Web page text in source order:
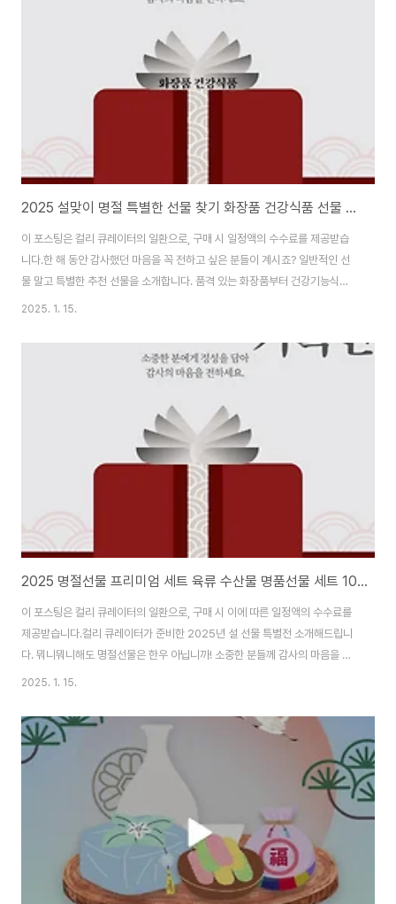
| 최상급 올리브오일 구매하기2024 설날 선물세트 모음 식용유, 참기름, 통조
림 외 더 많은 선물 보러가기?..
2025 설맞이 명절 특별한 선물 찾기 화장품 건강식품 선물 세트
이 포스팅은 컬리 큐레이터의 일환으로, 구매 시 일정액의 수수료를 제공받습
니다.한 해 동안 감사했던 마음을 꼭 전하고 싶은 분들이 계시죠? 일반적인 선
물 말고 특별한 추천 선물을 소개합니다. 품격 있는 화장품부터 건강기능식품
까지, 소중한 분들을 위한 프리미엄 선물입니다.이 외에도 다양한 선물들을 카
사한 마음을 꼭 전하세요!설화수 자음생크림 20만원대 | 어머님을 위한 프리미
엄 선물 구매하기에스티로더 갈색병 10만원대 | 센스있는 여성 선물 구매하기
트 5만원대 | 실용적인 프리미엄 선물 구매하기설화수 본윤 맨 남성 기초2종
품격 있는 남성 선물세트 구매하기2024..
2025. 1. 15.
2025 명절선물 프리미엄 세트 육류 수산물 명품선물 세트 10만원 20만원 대
이 포스팅은 컬리 큐레이터의 일환으로, 구매 시 이에 따른 일정액의 수수료를
제공받습니다.컬리 큐레이터가 준비한 2025년 설 선물 특별전 소개해드립니
다. 뭐니뭐니해도 명절선물은 한우 아닙니까! 소중한 분들께 감사의 마음을 전
하는 프리미엄 선물 모음입니다.최상급 한우부터 전통 수산물까지, 품격 있는
할인) 구매하기법성포참맛 프리미엄 굴비세트 60만원대 구매하기한우 프리미
엄 세트 (냉장) 20만원대 구매하기일상味소 LA갈비 1.8kg (냉동) 프리미엄
선물세트 구매하기더 많은 선물세트 보러가기 →제주 옥돔 (대) 세트 2kg 예
약일 수령 구매하기설날 선물세트 모음 한우, 굴비, 과일, 건강식품 외※ 상품 가
격과 할인율은 변동될 ..
2025. 1. 15.